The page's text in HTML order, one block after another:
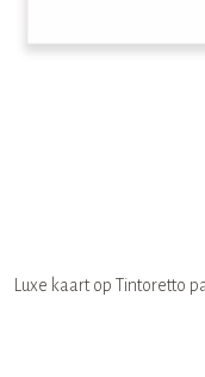
Luxe kaart op Tintoretto